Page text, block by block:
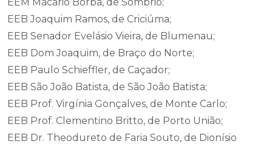
EEB Joaquim Ramos, de Criciúma;
EEB Senador Evelásio Vieira, de Blumenau;
EEB Dom Joaquim, de Braço do Norte;
EEB Paulo Schieffler, de Caçador;
EEB São João Batista, de São João Batista;
EEB Prof. Virgínia Gonçalves, de Monte Carlo;
EEB Prof. Clementino Britto, de Porto União;
EEB Dr. Theodureto de Faria Souto, de Dionísio